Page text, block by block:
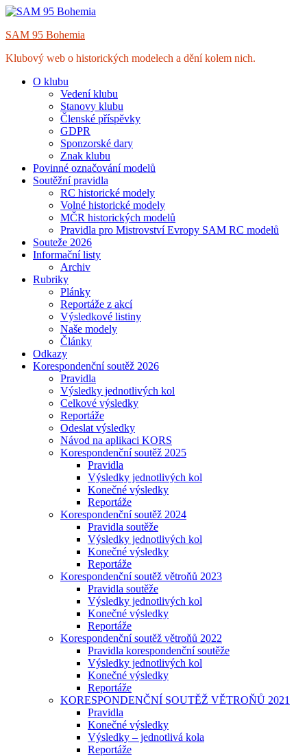
Skip
content
SAM 95 Bohemia
Klubový web o historických modelech a dění kolem nich.
O klubu
Vedení klubu
Stanovy klubu
Členské příspěvky
GDPR
Sponzorské dary
Znak klubu
Povinné označování modelů
Soutěžní pravidla
RC historické modely
Volné historické modely
MČR historických modelů
Pravidla pro Mistrovství Evropy SAM RC modelů
Souteže 2026
Informační listy
Archiv
Rubriky
Plánky
Reportáže z akcí
Výsledkové listiny
Naše modely
Články
Odkazy
Korespondenční soutěž 2026
Pravidla
Výsledky jednotlivých kol
Celkové výsledky
Reportáže
Odeslat výsledky
Návod na aplikaci KORS
Korespondenční soutěž 2025
Pravidla
Výsledky jednotlivých kol
Konečné výsledky
Reportáže
Korespondenční soutěž 2024
Pravidla soutěže
Výsledky jednotlivých kol
Konečné výsledky
Reportáže
Korespondenční soutěž větroňů 2023
Pravidla soutěže
Výsledky jednotlivých kol
Konečné výsledky
Reportáže
Korespondenční soutěž větroňů 2022
Pravidla korespondenční soutěže
Výsledky jednotlivých kol
Konečné výsledky
Reportáže
KORESPONDENČNÍ SOUTĚŽ VĚTROŇŮ 2021
Pravidla
Konečné výsledky
Výsledky – jednotlivá kola
Reportáže